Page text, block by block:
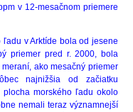
v 12-mesačnom priemere
v Arktíde bola od jesene
priemer pred r. 2000, bola
ako mesačný priemer
najnižšia od začiatku
plocha morského ľadu okolo
nemali teraz významnejší